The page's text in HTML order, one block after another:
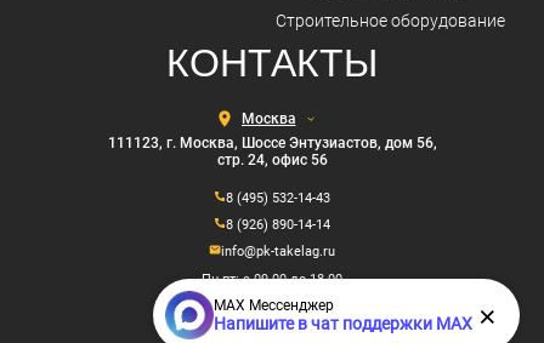
Строительное оборудование
КОНТАКТЫ
Выберите
город
111123, г. Москва, Шоссе Энтузиастов, дом 56,
стр. 24, офис 56
info@pk-takelag.ru
Пн-пт: с 09.00 до 18.00
8 (495) 532-14-43
8 (926) 890-14-14
MAX Мессенджер
Напишите в чат поддержки MAX ×